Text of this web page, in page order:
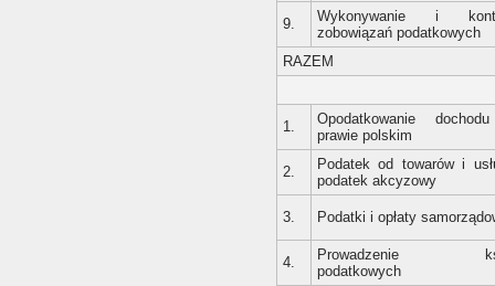
9.
Wykonywanie i
zobowiązań podatkowych
RAZEM
1.
Opodatkowanie
prawie polskim
2.
Podatek od towarów i
podatek akcyzowy
3. Podatki i opłaty
4.
Prowadzenie
podatkowych